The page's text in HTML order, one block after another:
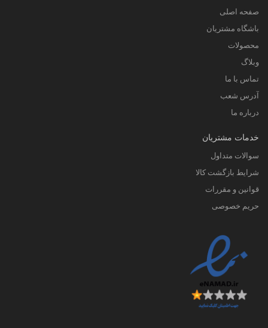
صفحه اصلی
باشگاه مشتریان
محصولات
وبلاگ
تماس با ما
آدرس شعب
درباره ما
خدمات مشتریان
سوالات متداول
شرایط بازگشت کالا
قوانین و مقررات
حریم خصوصی